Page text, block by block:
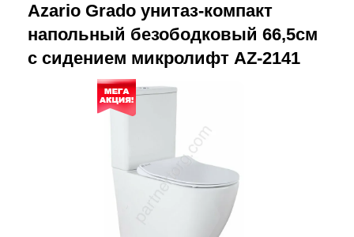
Azario Grado унитаз-компакт
напольный безободковый 66,5см
с сидением микролифт AZ-2141